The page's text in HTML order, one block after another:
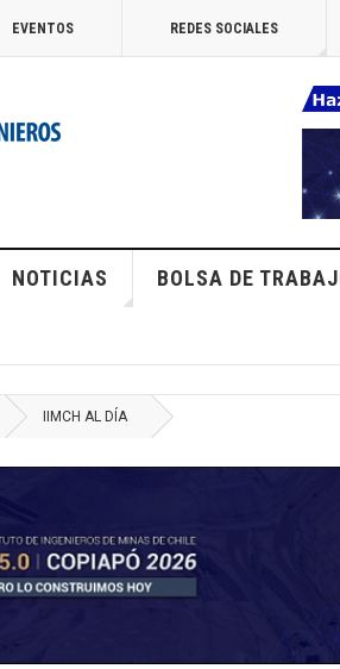
EVENTOS REDES SOCIALES
NOTICIAS BOLSA DE
IIMCH AL DÍA